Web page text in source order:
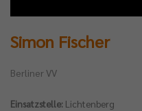
Simon Fischer
Berliner VV
Einsatzstelle: Lichtenberg